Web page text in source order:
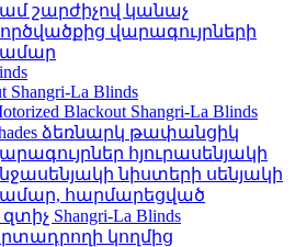
շարժիչով կանաչ
վարագույրների
Shangri-La Blinds
Blackout Shangri-La Blinds
ձեռնարկ թափանցիկ
հյուրասենյակի
նիստերի սենյակի
հարմարեցված
զտիչ Shangri-La Blinds
կողմից